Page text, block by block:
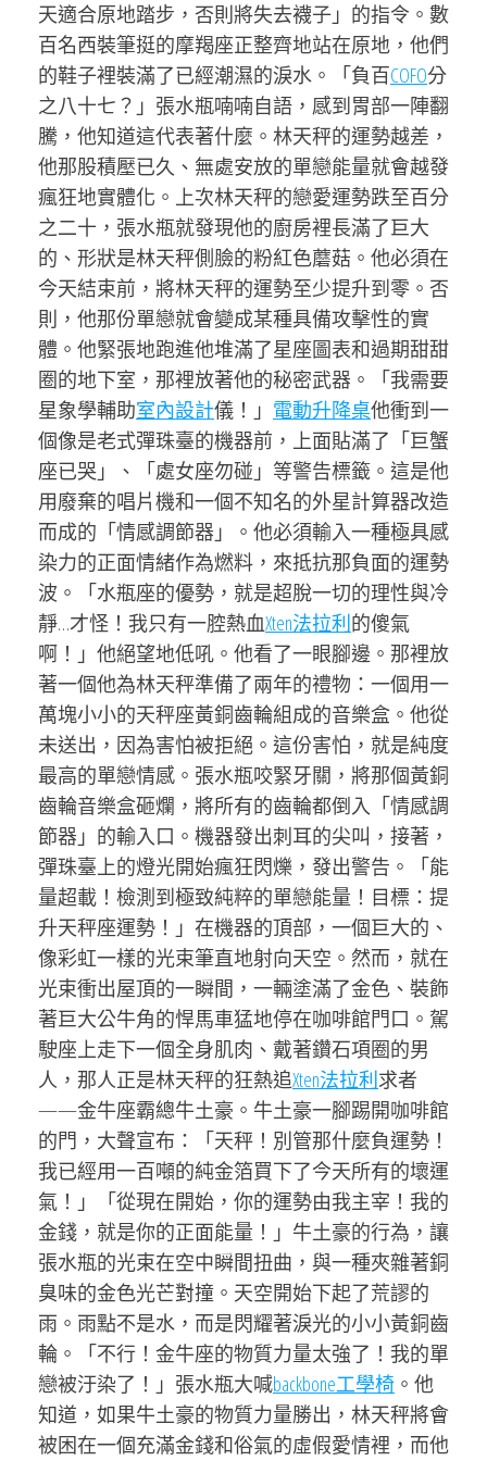
天適合原地踏步，否則將失去襪子」的指令。數
百名西裝筆挺的摩羯座正整齊地站在原地，他們
的鞋子裡裝滿了已經潮濕的淚水。「負百COFO分
之八十七？」張水瓶喃喃自語，感到胃部一陣翻
騰，他知道這代表著什麼。林天秤的運勢越差，
他那股積壓已久、無處安放的單戀能量就會越發
瘋狂地實體化。上次林天秤的戀愛運勢跌至百分
之二十，張水瓶就發現他的廚房裡長滿了巨大
的、形狀是林天秤側臉的粉紅色蘑菇。他必須在
今天結束前，將林天秤的運勢至少提升到零。否
則，他那份單戀就會變成某種具備攻擊性的實
體。他緊張地跑進他堆滿了星座圖表和過期甜甜
圈的地下室，那裡放著他的秘密武器。「我需要
星象學輔助室內設計儀！」 電動升降桌他衝到一
個像是老式彈珠臺的機器前，上面貼滿了「巨蟹
座已哭」、「處女座勿碰」等警告標籤。這是他
用廢棄的唱片機和一個不知名的外星計算器改造
而成的「情感調節器」。他必須輸入一種極具感
染力的正面情緒作為燃料，來抵抗那負面的運勢
波。「水瓶座的優勢，就是超脫一切的理性與冷
靜…才怪！我只有一腔熱血Xten法拉利的傻氣
啊！」他絕望地低吼。他看了一眼腳邊。那裡放
著一個他為林天秤準備了兩年的禮物：一個用一
萬塊小小的天秤座黃銅齒輪組成的音樂盒。他從
未送出，因為害怕被拒絕。這份害怕，就是純度
最高的單戀情感。張水瓶咬緊牙關，將那個黃銅
齒輪音樂盒砸爛，將所有的齒輪都倒入「情感調
節器」的輸入口。機器發出刺耳的尖叫，接著，
彈珠臺上的燈光開始瘋狂閃爍，發出警告。「能
量超載！檢測到極致純粹的單戀能量！目標：提
升天秤座運勢！」在機器的頂部，一個巨大的、
像彩虹一樣的光束筆直地射向天空。然而，就在
光束衝出屋頂的一瞬間，一輛塗滿了金色、裝飾
著巨大公牛角的悍馬車猛地停在咖啡館門口。駕
駛座上走下一個全身肌肉、戴著鑽石項圈的男
人，那人正是林天秤的狂熱追Xten法拉利求者
——金牛座霸總牛土豪。牛土豪一腳踢開咖啡館
的門，大聲宣布：「天秤！別管那什麼負運勢！
我已經用一百噸的純金箔買下了今天所有的壞運
氣！」「從現在開始，你的運勢由我主宰！我的
金錢，就是你的正面能量！」牛土豪的行為，讓
張水瓶的光束在空中瞬間扭曲，與一種夾雜著銅
臭味的金色光芒對撞。天空開始下起了荒謬的
雨。雨點不是水，而是閃耀著淚光的小小黃銅齒
輪。「不行！金牛座的物質力量太強了！我的單
戀被汙染了！」張水瓶大喊backbone工學椅 。他
知道，如果牛土豪的物質力量勝出，林天秤將會
被困在一個充滿金錢和俗氣的虛假愛情裡，而他